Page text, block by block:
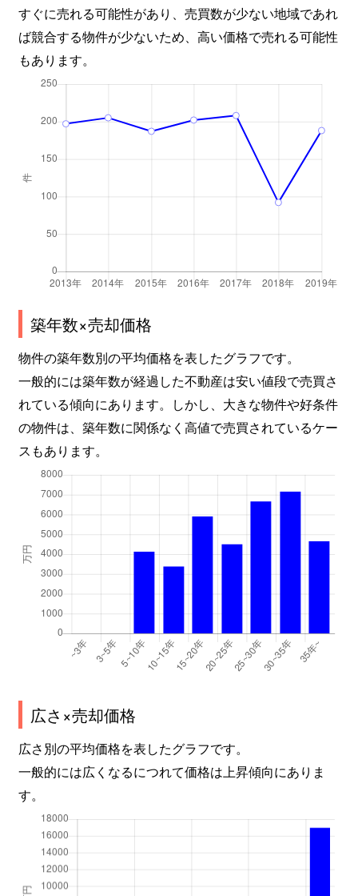
すぐに売れる可能性があり、売買数が少ない地域であれ
ば競合する物件が少ないため、高い価格で売れる可能性
もあります。
築年数×売却価格
物件の築年数別の平均価格を表したグラフです。
一般的には築年数が経過した不動産は安い値段で売買さ
れている傾向にあります。しかし、大きな物件や好条件
の物件は、築年数に関係なく高値で売買されているケー
スもあります。
広さ×売却価格
広さ別の平均価格を表したグラフです。
一般的には広くなるにつれて価格は上昇傾向にありま
す。